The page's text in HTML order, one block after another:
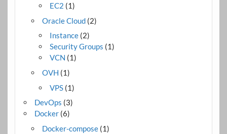
EC2 (1)
Oracle Cloud(2)
Instance (2)
Security Groups (1)
VCN (1)
OVH (1)
VPS (1)
DevOps (3)
Docker(6)
Docker-compose(1)